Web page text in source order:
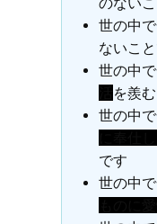
世の中
ないこ
世の中
を羨
世の中
です
世の中